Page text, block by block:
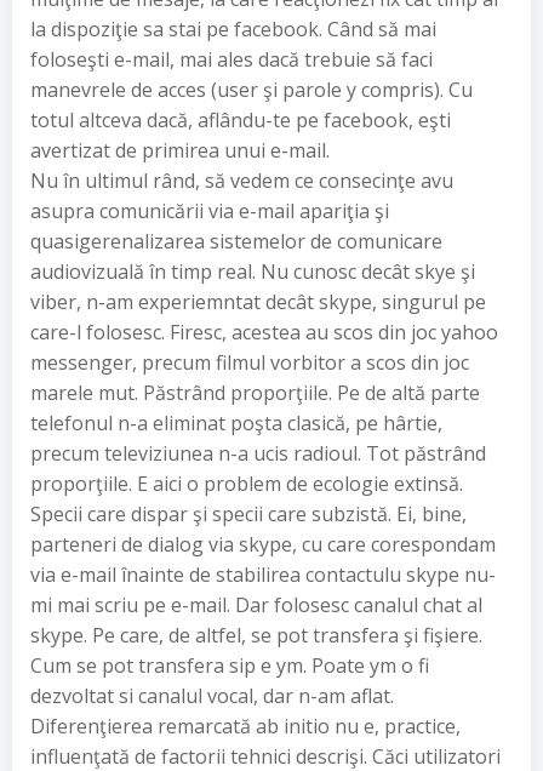
la dispoziţie sa stai pe facebook. Când să mai
foloseşti e-mail, mai ales dacă trebuie să faci
manevrele de acces (user şi parole y compris). Cu
totul altceva dacă, aflându-te pe facebook, eşti
avertizat de primirea unui e-mail.
Nu în ultimul rând, să vedem ce consecinţe avu
asupra comunicării via e-mail apariţia şi
quasigerenalizarea sistemelor de comunicare
audiovizuală în timp real. Nu cunosc decât skye şi
viber, n-am experiemntat decât skype, singurul pe
care-l folosesc. Firesc, acestea au scos din joc yahoo
messenger, precum filmul vorbitor a scos din joc
marele mut. Păstrând proporţiile. Pe de altă parte
telefonul n-a eliminat poşta clasică, pe hârtie,
precum televiziunea n-a ucis radioul. Tot păstrând
proporţiile. E aici o problem de ecologie extinsă.
Specii care dispar şi specii care subzistă. Ei, bine,
parteneri de dialog via skype, cu care corespondam
via e-mail înainte de stabilirea contactulu skype nu-
mi mai scriu pe e-mail. Dar folosesc canalul chat al
skype. Pe care, de altfel, se pot transfera şi fişiere.
Cum se pot transfera sip e ym. Poate ym o fi
dezvoltat si canalul vocal, dar n-am aflat.
Diferenţierea remarcată ab initio nu e, practice,
influenţată de factorii tehnici descrişi. Căci utilizatori